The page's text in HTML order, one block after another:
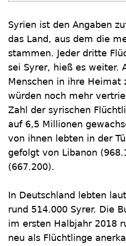
Syrien ist den Angaben
das Land, aus dem die
stammen. Jeder dritte
sei Syrer, hieß es weiter.
Menschen in ihre Heimat
würden noch mehr
Zahl der syrischen
auf 6,5 Millionen
von ihnen lebten in der
gefolgt von Libanon
(667.200).
In Deutschland lebten
rund 514.000 Syrer. Die
im ersten Halbjahr 2018
neu als Flüchtlinge